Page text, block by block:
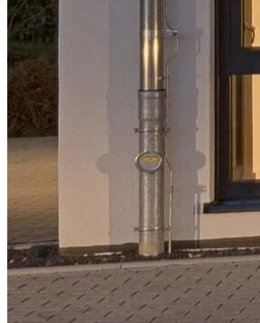
Trotz der offenen Wirkung des Gebäudes
drei Besprechungsräumen 16 Einzelbüros.
mobile Trennwände mit nur wenigen
Multifunktionsbereichen abgewandelt
für beispielsweise Firmenevents oder große
sich bringt.
Vor allem die Lichtplanung stand im
Konzeptionierung. Durch das Licht wird
Räume definiert, sondern auch die Kunst
in Form von Skulpturen und Bildern in dem
Dafür wurden genau ausgerichtete
Lichtkegel auf verschiedene
Licht wird durch die großen, fast
Glastrennwände und -türen lassen den
Gebäudeinnere zu und suggerieren ein
Eichenparkett, welches in den Fluren und
wurde, bringt Wärme in die sonst hell
erzeugt eine angenehme Raumatmosphäre.